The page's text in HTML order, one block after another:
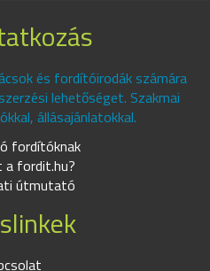
és fordítóirodák számára
lehetőséget. Szakmai
állásajánlatokkal.
fordítóknak
a fordit.hu?
útmutató